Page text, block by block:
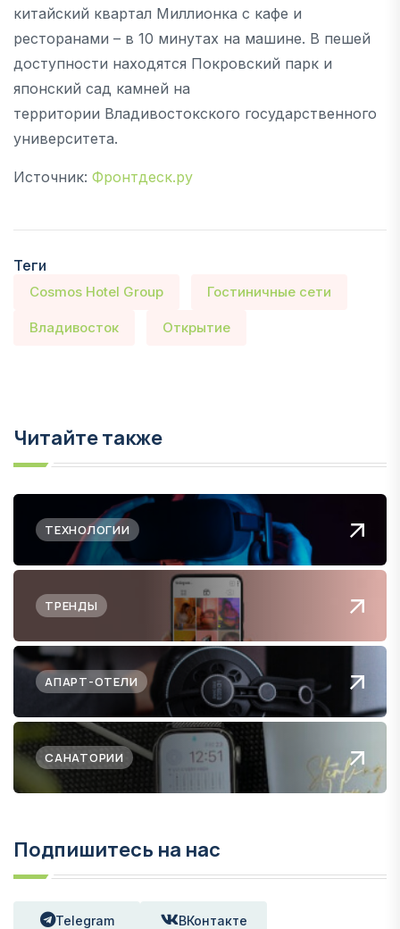
китайский квартал Миллионка с кафе и
ресторанами – в 10 минутах на машине. В пешей
доступности находятся Покровский парк и
японский сад камней на
территории Владивостокского государственного
университета.
Источник: Фронтдеск.ру
Теги
Cosmos Hotel Group Гостиничные сети
Владивосток Открытие
Читайте также
ТЕХНОЛОГИИ
ТРЕНДЫ
АПАРТ-ОТЕЛИ
САНАТОРИИ
Подпишитесь на нас
Telegram ВКонтакте